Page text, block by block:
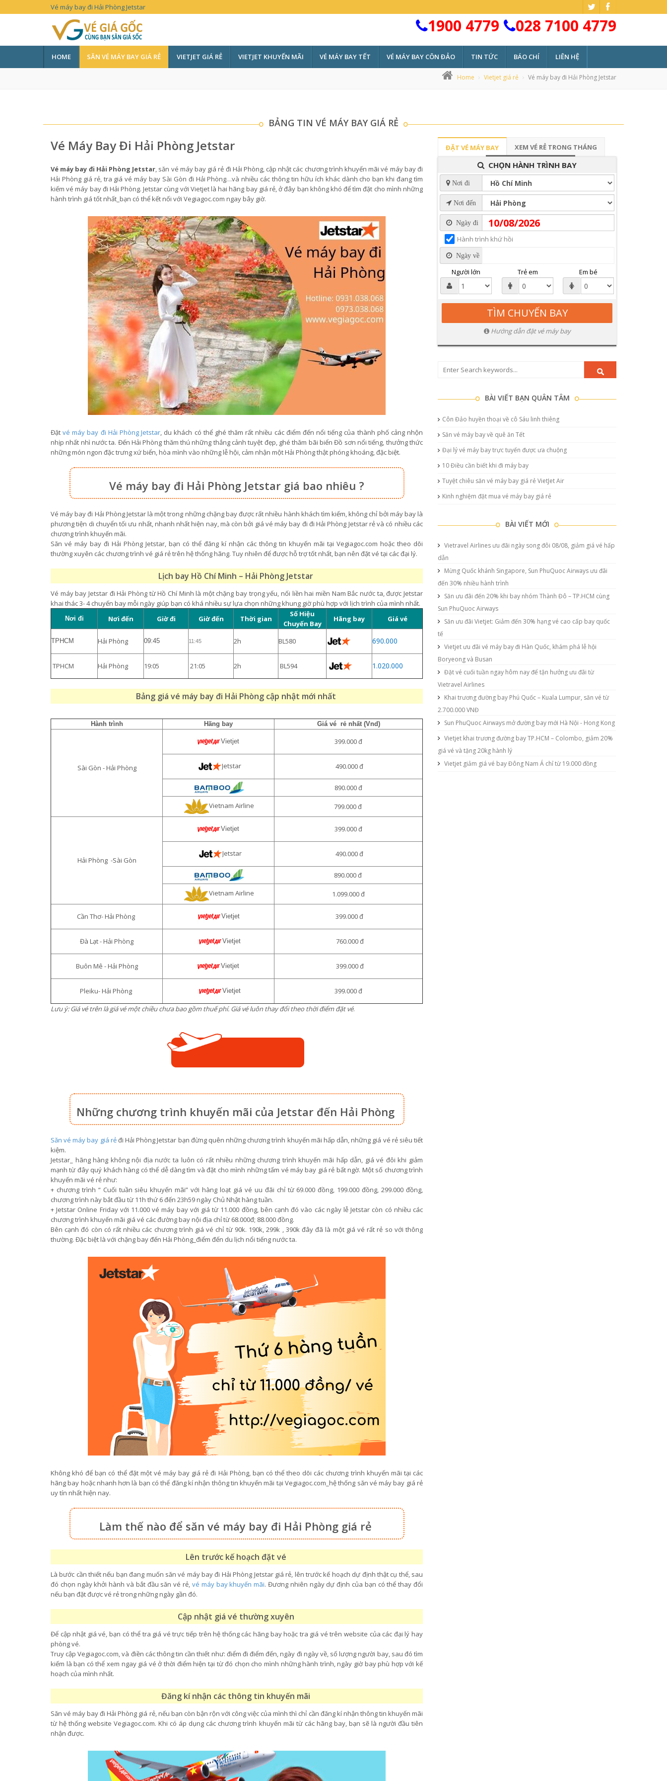
Vé máy bay đi Hải Phòng Jetstar
1900 4779 028 7100 4779
HOME SĂN VÉ MÁY BAY GIÁ RẺ VIETJET GIÁ RẺ VIETJET KHUYẾN MÃI VÉ MÁY BAY TẾT VÉ MÁY BAY CÔN ĐẢO TIN TỨC BÁO CHÍ LIÊN HỆ
Home Vietjet giá rẻ Vé máy bay đi Hải Phòng Jetstar
BẢNG TIN VÉ MÁY BAY GIÁ RẺ
Vé Máy Bay Đi Hải Phòng Jetstar
Vé máy bay đi Hải Phòng Jetstar, săn vé máy bay giá rẻ đi Hải Phòng, cập nhật các chương trình khuyến mãi vé máy bay đi
Hải Phòng giá rẻ, tra giá vé máy bay Sài Gòn đi Hải Phòng…và nhiều các thông tin hữu ích khác dành cho bạn khi đang tìm
kiếm vé máy bay đi Hải Phòng. Jetstar cùng với Vietjet là hai hãng bay giá rẻ, ở đây bạn không khó để tìm đặt cho mình những
hành trình giá tốt nhất_bạn có thể kết nối với Vegiagoc.com ngay bây giờ.
Đặtvé máy bay đi Hải Phòng Jetstar, du khách có thể ghé thăm rất nhiều các điểm đến nổi tiếng của thành phố cảng nhộn
nhịp nhất nhì nước ta. Đến Hải Phòng thăm thú những thắng cảnh tuyệt đẹp, ghé thăm bãi biển Đồ sơn nổi tiếng, thưởng thức
những món ngon đặc trưng xứ biển, hòa mình vào những lễ hội, cảm nhận một Hải Phòng thật phóng khoáng, đặc biệt.
Vé máy bay đi Hải Phòng Jetstar giá bao nhiêu ?
Vé máy bay đi Hải Phòng Jetstar là một trong những chặng bay được rất nhiều hành khách tìm kiếm, không chỉ bởi máy bay là
phương tiện di chuyển tối ưu nhất, nhanh nhất hiện nay, mà còn bởi giá vé máy bay đi đi Hải Phòng Jetstar rẻ và có nhiều các
chương trình khuyến mãi.
Săn vé máy bay đi Hải Phòng Jetstar, bạn có thể đăng kí nhận các thông tin khuyến mãi tại Vegiagoc.com hoặc theo dõi
thường xuyên các chương trình vé giá rẻ trên hệ thống hãng. Tuy nhiên để được hỗ trợ tốt nhất, bạn nên đặt vé tại các đại lý.
Lịch bay Hồ Chí Minh – Hải Phòng Jetstar
Vé máy bay Jetstar đi Hải Phòng từ Hồ Chí Minh là một chặng bay trọng yếu, nối liền hai miền Nam Bắc nước ta, được Jetstar
khai thác 3- 4 chuyến bay mỗi ngày giúp bạn có khá nhiều sự lựa chọn những khung giờ phù hợp với lịch trình của mình nhất.
Nơi đi Nơi đến Giờ đi Giờ đến Thời gian
Số Hiệu
Chuyến Bay
Hãng bay Giá vé
TPHCM Hải Phòng 09:45 11:45 2h BL580 690.000
TPHCM Hải Phòng 19:05 21:05 2h BL594 1.020.000
Bảng giá vé máy bay đi Hải Phòng cập nhật mới nhất
Hành trình Hãng bay Giá vé rẻ nhất (Vnd)
Sài Gòn - Hải Phòng
Vietjet 399.000 đ
Jetstar 490.000 đ
890.000 đ
Vietnam Airline 799.000 đ
Hải Phòng -Sài Gòn
Vietjet 399.000 đ
Jetstar 490.000 đ
890.000 đ
Vietnam Airline 1.099.000 đ
Cần Thơ- Hải Phòng Vietjet 399.000 đ
Đà Lạt - Hải Phòng Vietjet 760.000 đ
Buôn Mê - Hải Phòng Vietjet 399.000 đ
Pleiku- Hải Phòng Vietjet
399.000 đ
Lưu ý: Giá vé trên là giá vé một chiều chưa bao gồm thuế phí. Giá vé luôn thay đổi theo thời điểm đặt vé.
Những chương trình khuyến mãi của Jetstar đến Hải Phòng
Săn vé máy bay giá rẻđi Hải Phòng Jetstar bạn đừng quên những chương trình khuyến mãi hấp dẫn, những giá vé rẻ siêu tiết
kiệm.
Jetstar_ hãng hàng không nội địa nước ta luôn có rất nhiều những chương trình khuyến mãi hấp dẫn, giá vé đôi khi giảm
mạnh từ đây quý khách hàng có thể dễ dàng tìm và đặt cho mình những tấm vé máy bay giá rẻ bất ngờ. Một số chương trình
khuyến mãi vé rẻ như:
+ chương trình “ Cuối tuần siêu khuyến mãi” với hàng loạt giá vé uu đãi chỉ từ 69.000 đồng, 199.000 đồng, 299.000 đồng,
chương trình này bắt đầu từ 11h thứ 6 đến 23h59 ngày Chủ Nhật hàng tuần.
+ Jetstar Online Friday với 11.000 vé máy bay với giá từ 11.000 đồng, bên cạnh đó vào các ngày lễ Jetstar còn có nhiều các
chương trình khuyến mãi giá vé các đường bay nội địa chỉ từ 68.000đ; 88.000 đồng.
Bên cạnh đó còn có rất nhiều các chương trình giá vé chỉ từ 90k. 190k, 299k , 390k đây đã là một giá vé rất rẻ so với thông
thường. Đặc biệt là với chặng bay đến Hải Phòng_điểm đến du lịch nổi tiếng nước ta.
Không khó để bạn có thể đặt một vé máy bay giá rẻ đi Hải Phòng, bạn có thể theo dõi các chương trình khuyến mãi tại các
hãng bay hoặc nhanh hơn là bạn có thể đăng kí nhận thông tin khuyến mãi tại Vegiagoc.com_hệ thống săn vé máy bay giá rẻ
uy tín nhất hiện nay.
Làm thế nào để săn vé máy bay đi Hải Phòng giá rẻ
Lên trước kế hoạch đặt vé
Là bước cần thiết nếu bạn đang muốn săn vé máy bay đi Hải Phòng Jetstar giá rẻ, lên trước kế hoạch dự định thật cụ thể, sau
đó chọn ngày khởi hành và bắt đầu săn vé rẻ, vé máy bay khuyến mãi. Đương nhiên ngày dự định của bạn có thể thay đổi
nếu bạn đặt được vé rẻ trong những ngày gần đó.
Cập nhật giá vé thường xuyên
Để cập nhật giá vé, bạn có thể tra giá vé trực tiếp trên hệ thống các hãng bay hoặc tra giá vé trên website của các đại lý hay
phòng vé.
Truy cập Vegiagoc.com, và điền các thông tin cần thiết như: điểm đi điểm đến, ngày đi ngày về, số lượng người bay, sau đó tìm
kiếm là bạn có thể xem ngay giá vé ở thời điểm hiện tại từ đó chọn cho mình những hành trình, ngày giờ bay phù hợp với kế
hoạch của mình nhất.
Đăng kí nhận các thông tin khuyến mãi
Săn vé máy bay đi Hải Phòng giá rẻ, nếu bạn còn bận rộn với công việc của mình thì chỉ cần đăng kí nhận thông tin khuyến mãi
từ hệ thống website Vegiagoc.com. Khi có áp dụng các chương trình khuyến mãi từ các hãng bay, bạn sẽ là người đầu tiên
nhận được.
ĐẶT VÉ MÁY BAY XEM VÉ RẺ TRONG THÁNG
CHỌN HÀNH TRÌNH BAY
Nơi đi
Nơi đến
Ngày đi
Hành trình khứ hồi
Ngày về
Người lớn Trẻ em Em bé
Hướng dẫn đặt vé máy bay
BÀI VIẾT BẠN QUÂN TÂM
Côn Đảo huyền thoại về cô Sáu linh thiêng
Săn vé máy bay về quê ăn Tết
Đại lý vé máy bay trực tuyến được ưa chuộng
10 Điều cần biết khi đi máy bay
Tuyệt chiêu săn vé máy bay giá rẻ VietJet Air
Kinh nghiệm đặt mua vé máy bay giá rẻ
BÀI VIẾT MỚI
Vietravel Airlines ưu đãi ngày song đôi 08/08, giảm giá vé hấp
dẫn
Mừng Quốc khánh Singapore, Sun PhuQuoc Airways ưu đãi
đến 30% nhiều hành trình
Săn ưu đãi đến 20% khi bay nhóm Thành Đô – TP.HCM cùng
Sun PhuQuoc Airways
Săn ưu đãi Vietjet: Giảm đến 30% hạng vé cao cấp bay quốc
tế
Vietjet ưu đãi vé máy bay đi Hàn Quốc, khám phá lễ hội
Boryeong và Busan
Đặt vé cuối tuần ngay hôm nay để tận hưởng ưu đãi từ
Vietravel Airlines
Khai trương đường bay Phú Quốc – Kuala Lumpur, săn vé từ
2.700.000 VNĐ
Sun PhuQuoc Airways mở đường bay mới Hà Nội - Hong Kong
Vietjet khai trương đường bay TP.HCM – Colombo, giảm 20%
giá vé và tặng 20kg hành lý
Vietjet giảm giá vé bay Đông Nam Á chỉ từ 19.000 đồng